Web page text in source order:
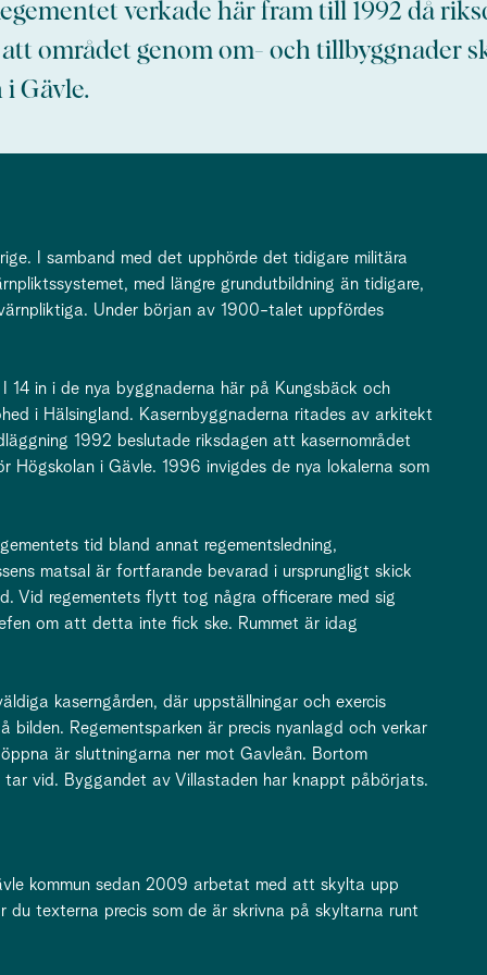
verkade här fram till 1992 då
området genom om- och tillbyggnader
Gävle.
I samband med det upphörde det tidigare militära
med längre grundutbildning än tidigare,
Under början av 1900-talet uppfördes
14 in i de nya byggnaderna här på Kungsbäck och
i Hälsingland. Kasernbyggnaderna ritades av arkitekt
1992 beslutade riksdagen att kasernområdet
Högskolan i Gävle. 1996 invigdes de nya lokalerna som
tid bland annat regementsledning,
matsal är fortfarande bevarad i ursprungligt skick
Vid regementets flytt tog några officerare med sig
om att detta inte fick ske. Rummet är idag
kaserngården, där uppställningar och exercis
bilden. Regementsparken är precis nyanlagd och verkar
är sluttningarna ner mot Gavleån. Bortom
vid. Byggandet av Villastaden har knappt påbörjats.
kommun sedan 2009 arbetat med att skylta upp
texterna precis som de är skrivna på skyltarna runt